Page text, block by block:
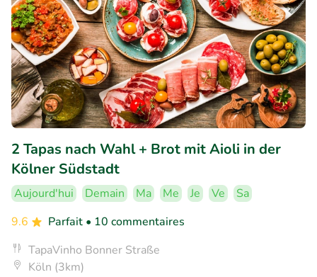
2 Tapas nach Wahl + Brot mit Aioli in der
Kölner Südstadt
Aujourd'hui Demain Ma Me Je Ve
Sa
9.6
Parfait • 10 commentaires
TapaVinho Bonner Straße
Köln (3km)